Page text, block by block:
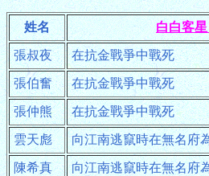
姓名 白白客
張叔夜 在抗金戰爭中戰死
張伯奮 在抗金戰爭中戰死
張仲熊 在抗金戰爭中戰死
雲天彪 向江南逃竄時在無名府
陳希真 向江南逃竄時在無名府